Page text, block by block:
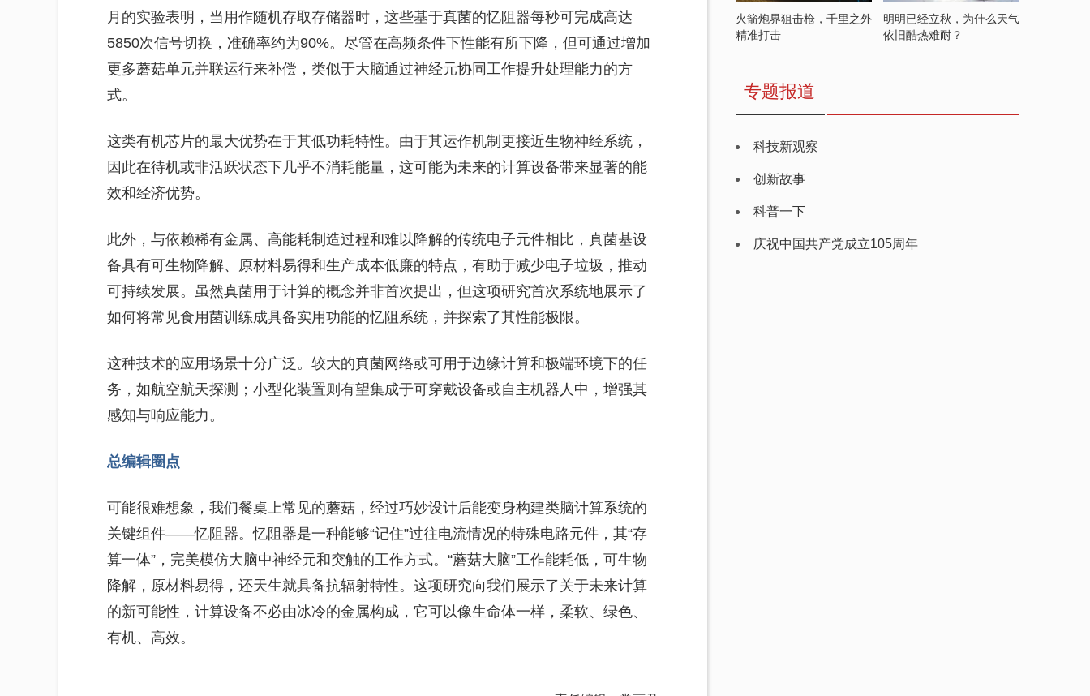
月的实验表明，当用作随机存取存储器时，这些基于真菌的忆阻器每秒可完成高达
5850次信号切换，准确率约为90%。尽管在高频条件下性能有所下降，但可通过增加
更多蘑菇单元并联运行来补偿，类似于大脑通过神经元协同工作提升处理能力的方
式。
这类有机芯片的最大优势在于其低功耗特性。由于其运作机制更接近生物神经系统，
因此在待机或非活跃状态下几乎不消耗能量，这可能为未来的计算设备带来显著的能
效和经济优势。
此外，与依赖稀有金属、高能耗制造过程和难以降解的传统电子元件相比，真菌基设
备具有可生物降解、原材料易得和生产成本低廉的特点，有助于减少电子垃圾，推动
可持续发展。虽然真菌用于计算的概念并非首次提出，但这项研究首次系统地展示了
如何将常见食用菌训练成具备实用功能的忆阻系统，并探索了其性能极限。
这种技术的应用场景十分广泛。较大的真菌网络或可用于边缘计算和极端环境下的任
务，如航空航天探测；小型化装置则有望集成于可穿戴设备或自主机器人中，增强其
感知与响应能力。
总编辑圈点
可能很难想象，我们餐桌上常见的蘑菇，经过巧妙设计后能变身构建类脑计算系统的
关键组件——忆阻器。忆阻器是一种能够“记住”过往电流情况的特殊电路元件，其“存
算一体”，完美模仿大脑中神经元和突触的工作方式。“蘑菇大脑”工作能耗低，可生物
降解，原材料易得，还天生就具备抗辐射特性。这项研究向我们展示了关于未来计算
的新可能性，计算设备不必由冰冷的金属构成，它可以像生命体一样，柔软、绿色、
有机、高效。
火箭炮界狙击枪，千里之外
精准打击
明明已经立秋，为什么天气
依旧酷热难耐？
专题报道
科技新观察
创新故事
科普一下
庆祝中国共产党成立105周年